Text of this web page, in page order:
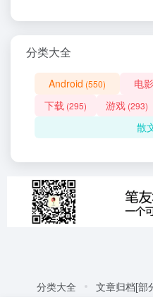
分类大全
Android (550) 电影
下载 (295) 游戏 (293)
散
分类大全 文章归档[部